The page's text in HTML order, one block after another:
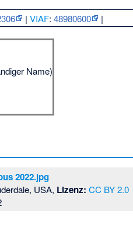
|VIAF:48980600 |
Name)
2022.jpg
USA, Lizenz: CC BY 2.0